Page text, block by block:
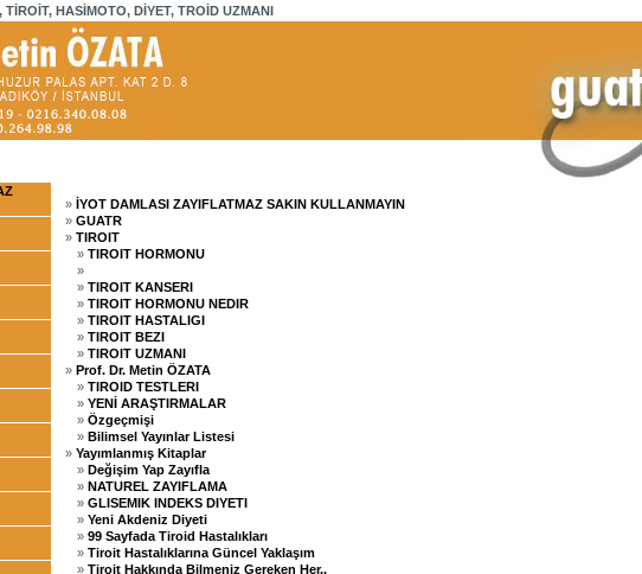
HASİMOTO, DİYET, TROİD UZMANI
» İYOT DAMLASI ZAYIFLATMAZ SAKIN KULLANMAYIN
» GUATR
» TIROIT
» TIROIT HORMONU
»
» TIROIT KANSERI
» TIROIT HORMONU NEDIR
» TIROIT HASTALIGI
» TIROIT BEZI
» TIROIT UZMANI
» Prof. Dr. Metin ÖZATA
» TIROID TESTLERI
» YENİ ARAŞTIRMALAR
» Özgeçmişi
» Bilimsel Yayınlar Listesi
» Yayımlanmış Kitaplar
» Değişim Yap Zayıfla
» NATUREL ZAYIFLAMA
» GLISEMIK INDEKS DIYETI
» Yeni Akdeniz Diyeti
» 99 Sayfada Tiroid Hastalıkları
» Tiroit Hastalıklarına Güncel Yaklaşım
» Tiroit Hakkında Bilmeniz Gereken Her..